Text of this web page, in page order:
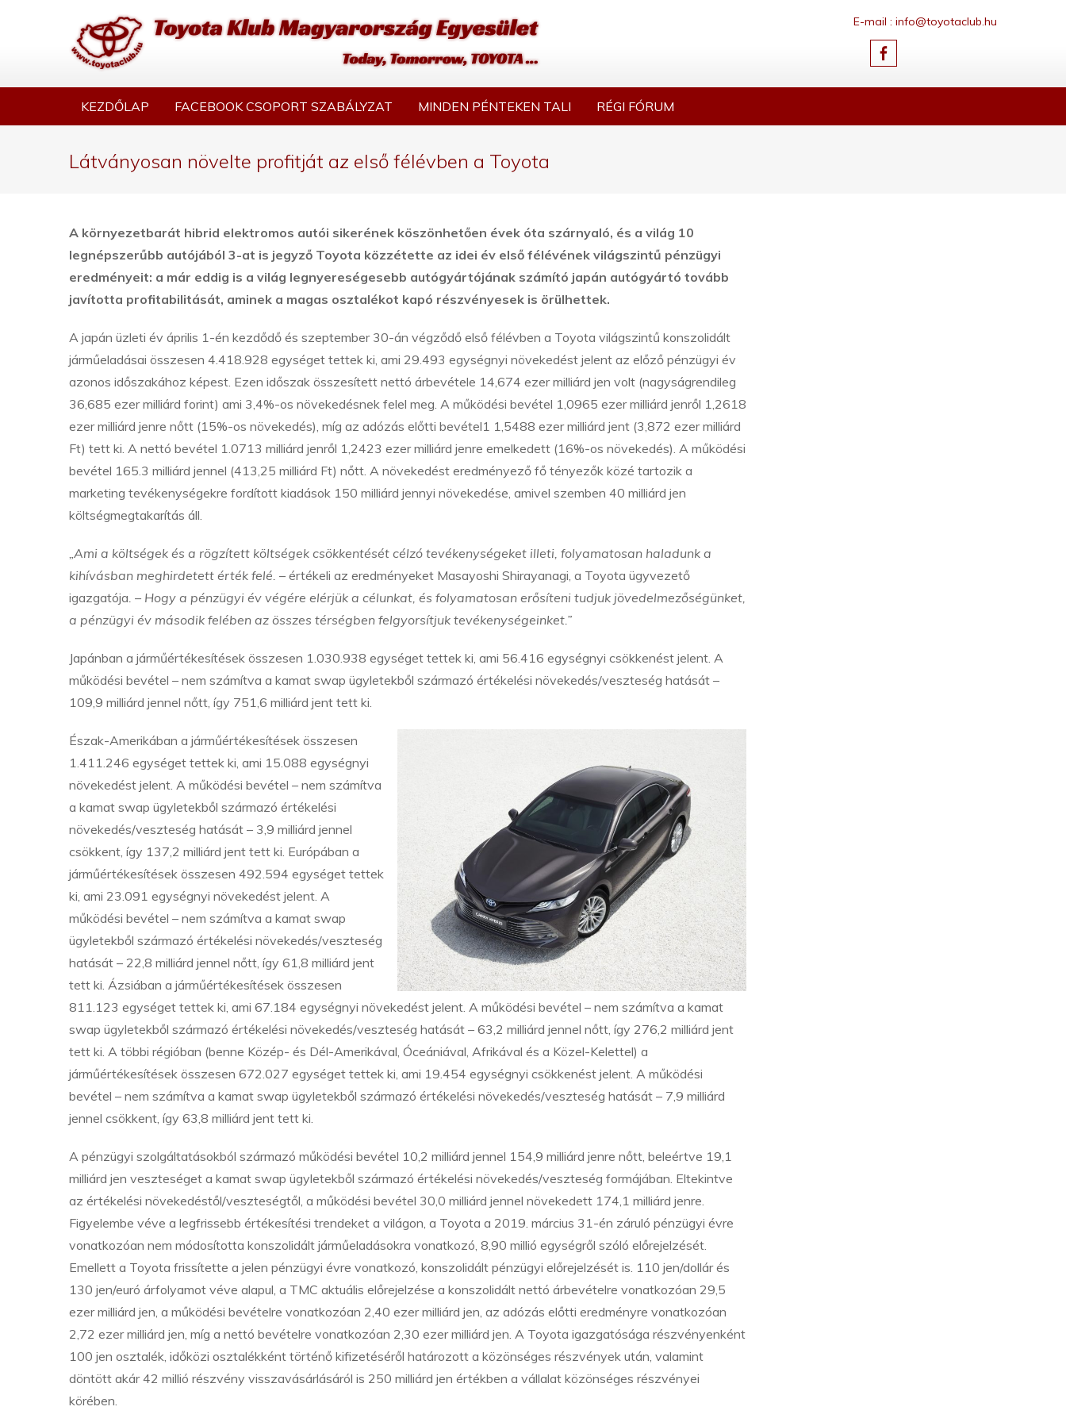
E-mail : info@toyotaclub.hu
KEZDŐLAP FACEBOOK CSOPORT SZABÁLYZAT MINDEN PÉNTEKEN TALI RÉGI FÓRUM
Látványosan növelte profitját az első félévben a Toyota
A környezetbarát hibrid elektromos autói sikerének köszönhetően évek óta szárnyaló, és a világ 10
legnépszerűbb autójából 3-at is jegyző Toyota közzétette az idei év első félévének világszintű pénzügyi
eredményeit: a már eddig is a világ legnyereségesebb autógyártójának számító japán autógyártó tovább
javította profitabilitását, aminek a magas osztalékot kapó részvényesek is örülhettek.
A japán üzleti év április 1-én kezdődő és szeptember 30-án végződő első félévben a Toyota világszintű konszolidált
járműeladásai összesen 4.418.928 egységet tettek ki, ami 29.493 egységnyi növekedést jelent az előző pénzügyi év
azonos időszakához képest. Ezen időszak összesített nettó árbevétele 14,674 ezer milliárd jen volt (nagyságrendileg
36,685 ezer milliárd forint) ami 3,4%-os növekedésnek felel meg. A működési bevétel 1,0965 ezer milliárd jenről 1,2618
ezer milliárd jenre nőtt (15%-os növekedés), míg az adózás előtti bevétel1 1,5488 ezer milliárd jent (3,872 ezer milliárd
Ft) tett ki. A nettó bevétel 1.0713 milliárd jenről 1,2423 ezer milliárd jenre emelkedett (16%-os növekedés). A működési
bevétel 165.3 milliárd jennel (413,25 milliárd Ft) nőtt. A növekedést eredményező fő tényezők közé tartozik a
marketing tevékenységekre fordított kiadások 150 milliárd jennyi növekedése, amivel szemben 40 milliárd jen
költségmegtakarítás áll.
„Ami a költségek és a rögzített költségek csökkentését célzó tevékenységeket illeti, folyamatosan haladunk a
kihívásban meghirdetett érték felé. – értékeli az eredményeket Masayoshi Shirayanagi, a Toyota ügyvezető
igazgatója. – Hogy a pénzügyi év végére elérjük a célunkat, és folyamatosan erősíteni tudjuk jövedelmezőségünket,
a pénzügyi év második felében az összes térségben felgyorsítjuk tevékenységeinket.”
Japánban a járműértékesítések összesen 1.030.938 egységet tettek ki, ami 56.416 egységnyi csökkenést jelent. A
működési bevétel – nem számítva a kamat swap ügyletekből származó értékelési növekedés/veszteség hatását –
109,9 milliárd jennel nőtt, így 751,6 milliárd jent tett ki.
Észak-Amerikában a járműértékesítések összesen
1.411.246 egységet tettek ki, ami 15.088 egységnyi
növekedést jelent. A működési bevétel – nem számítva
a kamat swap ügyletekből származó értékelési
növekedés/veszteség hatását – 3,9 milliárd jennel
csökkent, így 137,2 milliárd jent tett ki. Európában a
járműértékesítések összesen 492.594 egységet tettek
ki, ami 23.091 egységnyi növekedést jelent. A
működési bevétel – nem számítva a kamat swap
ügyletekből származó értékelési növekedés/veszteség
hatását – 22,8 milliárd jennel nőtt, így 61,8 milliárd jent
tett ki. Ázsiában a járműértékesítések összesen
811.123 egységet tettek ki, ami 67.184 egységnyi növekedést jelent. A működési bevétel – nem számítva a kamat
swap ügyletekből származó értékelési növekedés/veszteség hatását – 63,2 milliárd jennel nőtt, így 276,2 milliárd jent
tett ki. A többi régióban (benne Közép- és Dél-Amerikával, Óceániával, Afrikával és a Közel-Kelettel) a
járműértékesítések összesen 672.027 egységet tettek ki, ami 19.454 egységnyi csökkenést jelent. A működési
bevétel – nem számítva a kamat swap ügyletekből származó értékelési növekedés/veszteség hatását – 7,9 milliárd
jennel csökkent, így 63,8 milliárd jent tett ki.
A pénzügyi szolgáltatásokból származó működési bevétel 10,2 milliárd jennel 154,9 milliárd jenre nőtt, beleértve 19,1
milliárd jen veszteséget a kamat swap ügyletekből származó értékelési növekedés/veszteség formájában. Eltekintve
az értékelési növekedéstől/veszteségtől, a működési bevétel 30,0 milliárd jennel növekedett 174,1 milliárd jenre.
Figyelembe véve a legfrissebb értékesítési trendeket a világon, a Toyota a 2019. március 31-én záruló pénzügyi évre
vonatkozóan nem módosította konszolidált járműeladásokra vonatkozó, 8,90 millió egységről szóló előrejelzését.
Emellett a Toyota frissítette a jelen pénzügyi évre vonatkozó, konszolidált pénzügyi előrejelzését is. 110 jen/dollár és
130 jen/euró árfolyamot véve alapul, a TMC aktuális előrejelzése a konszolidált nettó árbevételre vonatkozóan 29,5
ezer milliárd jen, a működési bevételre vonatkozóan 2,40 ezer milliárd jen, az adózás előtti eredményre vonatkozóan
2,72 ezer milliárd jen, míg a nettó bevételre vonatkozóan 2,30 ezer milliárd jen. A Toyota igazgatósága részvényenként
100 jen osztalék, időközi osztalékként történő kifizetéséről határozott a közönséges részvények után, valamint
döntött akár 42 millió részvény visszavásárlásáról is 250 milliárd jen értékben a vállalat közönséges részvényei
körében.